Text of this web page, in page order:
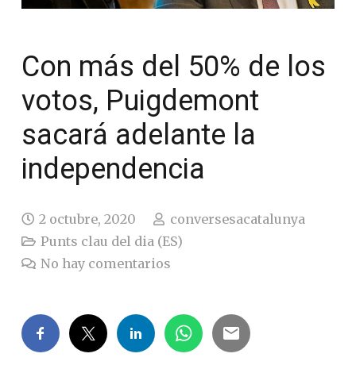
Con más del 50% de los
votos, Puigdemont
sacará adelante la
independencia
2 octubre, 2020
conversesacatalunya
Punts clau del dia (ES)
No hay comentarios